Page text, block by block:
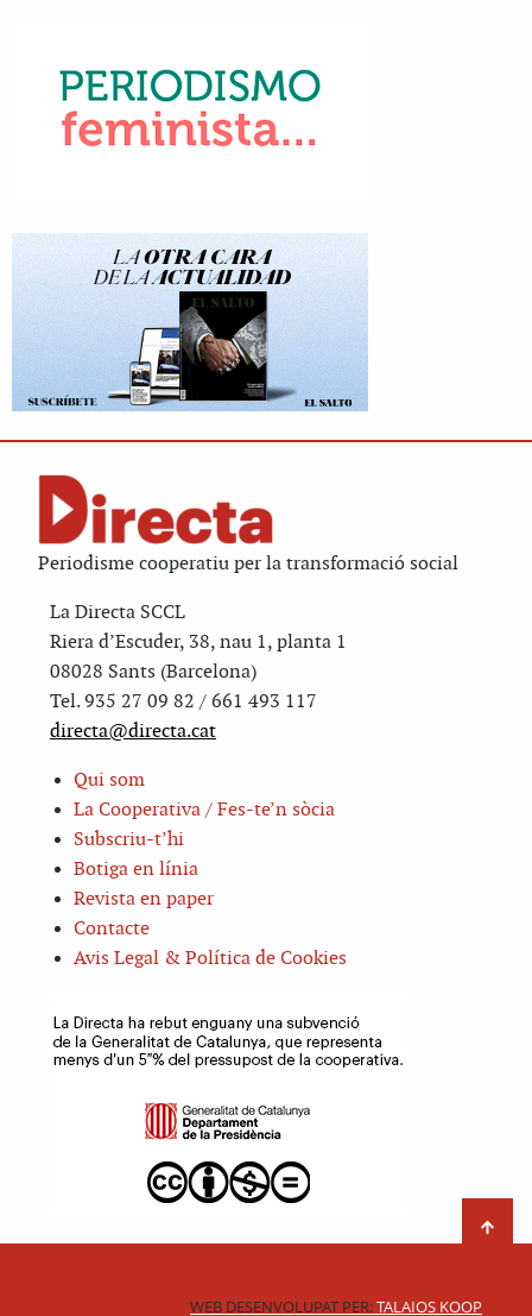
Periodisme cooperatiu per la transformació social
La Directa SCCL
Riera d’Escuder, 38, nau 1, planta 1
08028 Sants (Barcelona)
Tel. 935 27 09 82 / 661 493 117
directa@directa.cat
Qui som
La Cooperativa / Fes-te’n sòcia
Subscriu-t’hi
Botiga en línia
Revista en paper
Contacte
Avis Legal & Política de Cookies
WEB DESENVOLUPAT PER:TALAIOS KOOP